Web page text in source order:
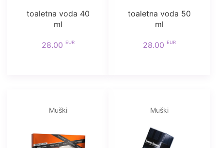
toaletna voda 40
ml
28.00 EUR
toaletna voda 50
ml
28.00 EUR
Muški Muški